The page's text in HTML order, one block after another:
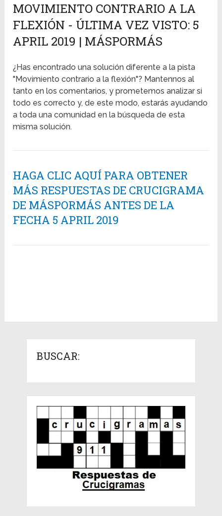
MOVIMIENTO CONTRARIO A LA
FLEXIÓN - ÚLTIMA VEZ VISTO: 5
APRIL 2019 | MÁSPORMÁS
¿Has encontrado una solución diferente a la pista
"Movimiento contrario a la flexión"? Mantennos al
tanto en los comentarios, y prometemos analizar si
todo es correcto y, de este modo, estarás ayudando
a toda una comunidad en la búsqueda de esta
misma solución.
HAGA CLIC AQUÍ PARA OBTENER
MÁS RESPUESTAS DE CRUCIGRAMA
DE MÁSPORMÁS ANTES DE LA
FECHA 5 APRIL 2019
BUSCAR: